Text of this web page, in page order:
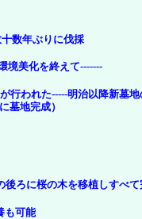
数年ぶりに伐採
境美化を終えて-------
行われた-----明治以降新墓
地完成）
ろに桜の木を移植しすべて
も可能